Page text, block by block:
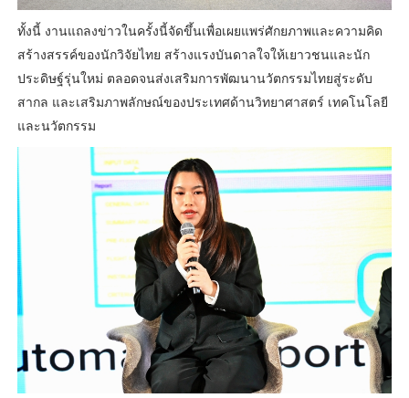
ทั้งนี้ งานแถลงข่าวในครั้งนี้จัดขึ้นเพื่อเผยแพร่ศักยภาพและความคิด
สร้างสรรค์ของนักวิจัยไทย สร้างแรงบันดาลใจให้เยาวชนและนัก
ประดิษฐ์รุ่นใหม่ ตลอดจนส่งเสริมการพัฒนานวัตกรรมไทยสู่ระดับ
สากล และเสริมภาพลักษณ์ของประเทศด้านวิทยาศาสตร์ เทคโนโลยี
และนวัตกรรม